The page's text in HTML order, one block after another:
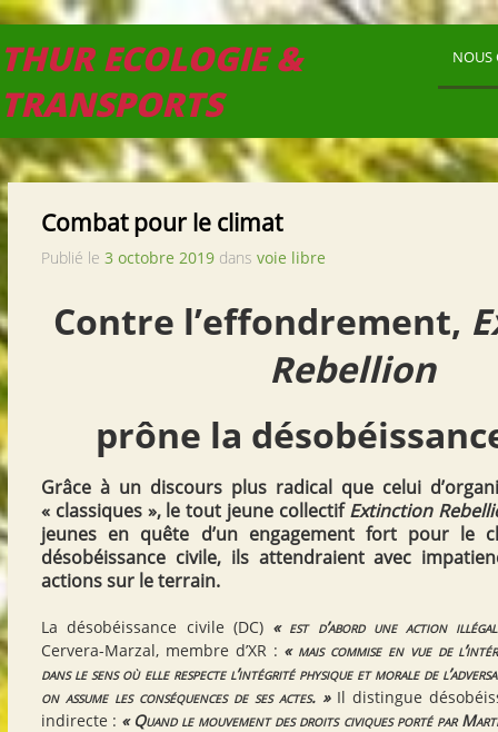
THUR ECOLOGIE &
TRANSPORTS
NOUS
Combat pour le climat
Publié le 3 octobre 2019 dans voie libre
Contre l’effondrement,
Rebellion
prône la
Grâce à un discours plus radical que celui
« classiques », le tout jeune collectifExtinction
jeunes en quête d’un engagement fort pour le
désobéissance civile, ils attendraient avec
actions sur le terrain.
La désobéissance civile (DC) « est d’abord une action
Cervera-Marzal, membre d’XR : « mais commise en vue de
dans le sens où elle respecte l’intégrité physique et morale de
on assume les conséquences de ses actes. »Il distingue
indirecte : « Quand le mouvement des droits civiques porté par